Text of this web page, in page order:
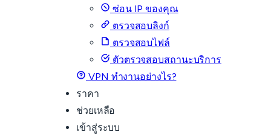
ซ่อน IP ของคุณ
ตรวจสอบลิงก์
ตรวจสอบไฟล์
ตัวตรวจสอบสถานะบริการ
VPN ทำงานอย่างไร?
ราคา
ช่วยเหลือ
เข้าสู่ระบบ